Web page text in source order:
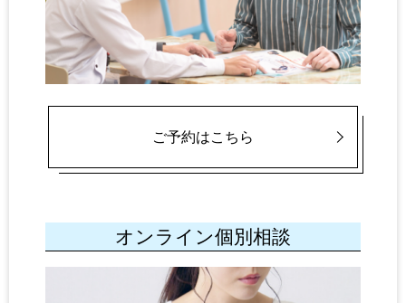
ご予約はこちら
オンライン個別相談